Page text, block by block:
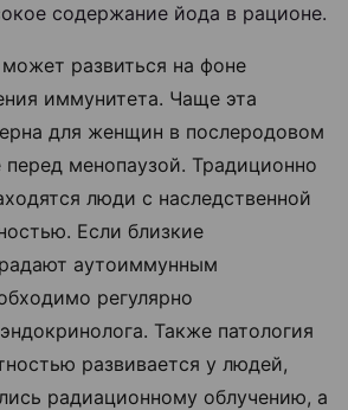
содержание йода в рационе.
развиться на фоне
иммунитета. Чаще эта
для женщин в послеродовом
менопаузой. Традиционно
люди с наследственной
Если близкие
аутоиммунным
регулярно
Также патология
развивается у людей,
радиационному облучению, а